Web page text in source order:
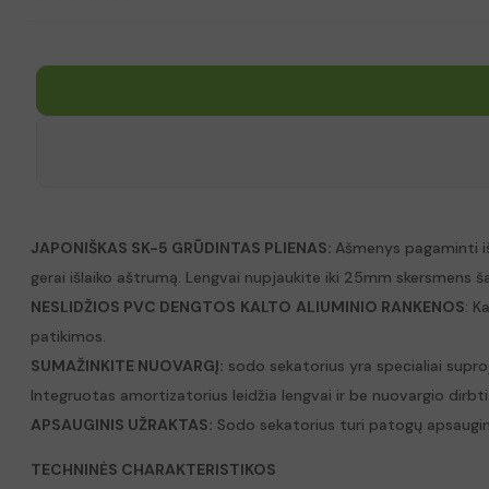
JAPONIŠKAS SK-5 GRŪDINTAS PLIENAS: Ašmenys pagaminti
gerai išlaiko aštrumą. Lengvai nupjaukite iki 25mm skersmens
NESLIDŽIOS PVC DENGTOS KALTO ALIUMINIO RANKENOS:
patikimos.
SUMAŽINKITE NUOVARGĮ: sodo sekatorius yra specialiai
Integruotas amortizatorius leidžia lengvai ir be nuovargio
APSAUGINIS UŽRAKTAS: Sodo sekatorius turi patogų
TECHNINĖS CHARAKTERISTIKOS